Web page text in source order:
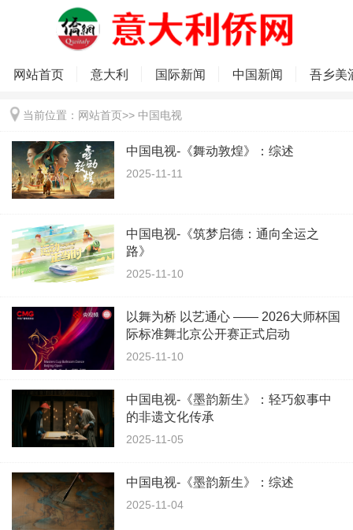
网站首页 意大利 国际新闻 中国新闻 吾乡美
当前位置： 网站首页>> 中国电视
中国电视-《舞动敦煌》：综述
2025-11-11
中国电视-《筑梦启德：通向全运之
路》
2025-11-10
以舞为桥 以艺通心 —— 2026大师杯国
际标准舞北京公开赛正式启动
2025-11-10
中国电视-《墨韵新生》：轻巧叙事中
的非遗文化传承
2025-11-05
中国电视-《墨韵新生》：综述
2025-11-04